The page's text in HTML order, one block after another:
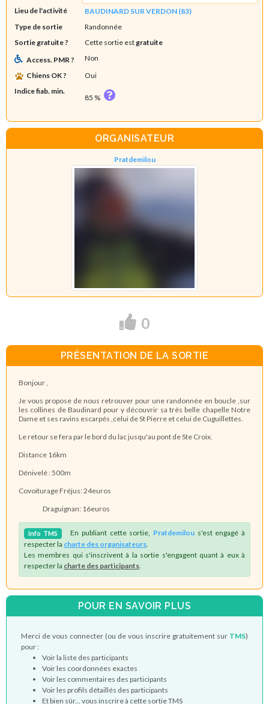
Lieu de l'activité
BAUDINARD SUR VERDON (83)
Type de sortie
Randonnée
Sortie gratuite ?
Cette sortie est gratuite
Access. PMR ?
Non
Chiens OK ?
Oui
Indice fiab. min.
85 %
ORGANISATEUR
Pratdemilou
0
PRÉSENTATION DE LA SORTIE
Bonjour ,
Je vous propose de nous retrouver pour une randonnée en boucle ,sur
les collines de Baudinard pour y découvrir sa très belle chapelle Notre
Dame et ses ravins escarpés ,celui de St Pierre et celui de Cuguillettes.
Le retour se fera par le bord du lac jusqu'au pont de Ste Croix.
Distance 16km
Dénivelé : 500m
Covoiturage Fréjus: 24euros
Draguignan: 16euros
Info TMS En publiant cette sortie, Pratdemilous'est engagé à
respecter la charte des organisateurs
Les membres qui s'inscrivent à la sortie s'engagent quant à eux à
respecter la charte des participants
POUR EN SAVOIR PLUS
Merci de vous connecter (ou de vous inscrire gratuitement sur TMS)
pour :
Voir la liste des participants
Voir les coordonnées exactes
Voir les commentaires des participants
Voir les profils détaillés des participants
Et bien sûr... vous inscrire à cette sortie TMS